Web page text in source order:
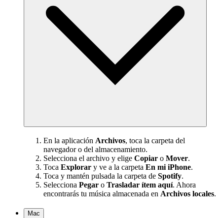
En la aplicación Archivos, toca la carpeta del
navegador o del almacenamiento.
Selecciona el archivo y elige Copiar o Mover.
Toca Explorar y ve a la carpeta En mi iPhone.
Toca y mantén pulsada la carpeta de Spotify.
Selecciona Pegar o Trasladar ítem aquí. Ahora
encontrarás tu música almacenada en Archivos locales.
Mac